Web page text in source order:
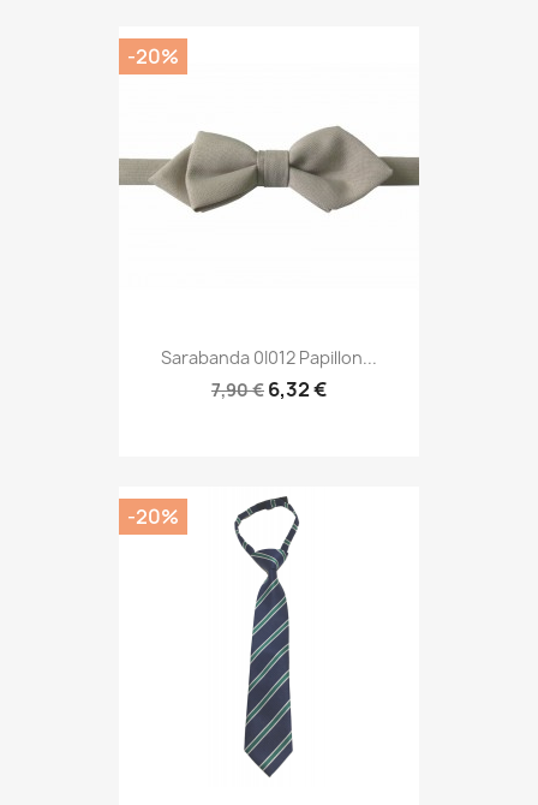
Sarabanda 0I012 Papillon...
7,90 € 6,32 €
-20%
-20%